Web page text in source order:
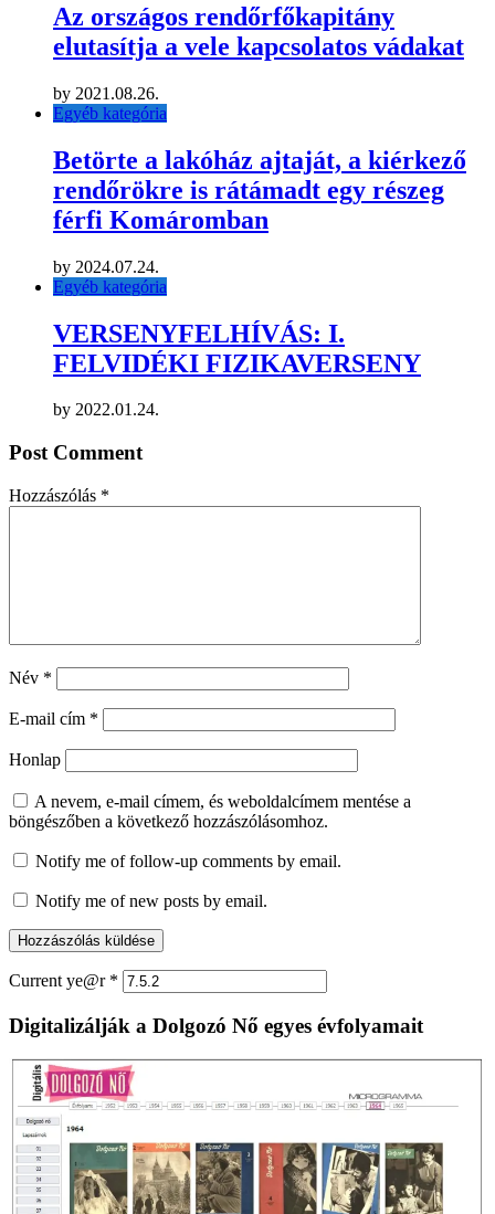
Az országos rendőrfőkapitány
elutasítja a vele kapcsolatos vádakat
by 2021.08.26.
Egyéb kategória
Betörte a lakóház ajtaját, a kiérkező
rendőrökre is rátámadt egy részeg
férfi Komáromban
by 2024.07.24.
Egyéb kategória
VERSENYFELHÍVÁS: I.
FELVIDÉKI FIZIKAVERSENY
by 2022.01.24.
Post Comment
Hozzászólás *
Név *
E-mail cím *
Honlap
A nevem, e-mail címem, és weboldalcímem mentése a
böngészőben a következő hozzászólásomhoz.
Notify me of follow-up comments by email.
Notify me of new posts by email.
Current ye@r *
Digitalizálják a Dolgozó Nő egyes évfolyamait